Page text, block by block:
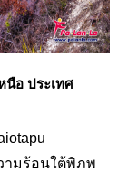
นือ ประเทศ
ามร้อนใต้พิภพ